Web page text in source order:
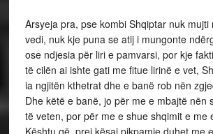
Arsyeja pra, pse kombi Shqiptar nuk
vedi, nuk kje puna se atij i mungonte
ose ndjesia për liri e pamvarsi, por kje
të cilën ai ishte gati me fitue lirinë e vet,
ia ngjitën kthetrat dhe e banë rob nën
Dhe këtë e banë, jo për me e mbajtë nën
të veten, por për me e shue shqimit e me
Kështu që, prej kësaj pikpamje duhet me